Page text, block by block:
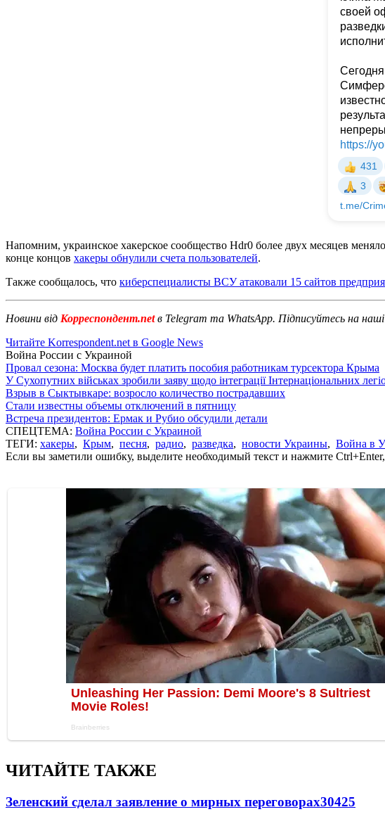
Напомним, украинское хакерское сообщество Hdr0 более двух месяцев
конце концов хакеры обнулили счета пользователей.
Также сообщалось, что киберспециалисты ВСУ атаковали 15 сайтов
Новини від Корреспондент.netв Telegram та WhatsApp. Підписуйтесь на
Читайте Korrespondent.net в Google News
Война России с Украиной
Провал сезона: Москва будет платить пособия работникам турсектора Крыма
У Сухопутних військах зробили заяву щодо інтеграції Інтернаціональних
Взрыв в Сыктывкаре: возросло количество пострадавших
Стали известны объемы отключений в пятницу
Встреча президентов: Ермак и Рубио обсудили детали
СПЕЦТЕМА: Война России с Украиной
ТЕГИ: хакеры, Крым, песня, радио, разведка, новости Украины, Война в
Если вы заметили ошибку, выделите необходимый текст и нажмите
ЧИТАЙТЕ ТАКЖЕ
Зеленский сделал заявление о мирных переговорах30425